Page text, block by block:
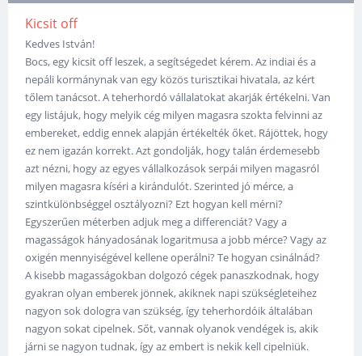
Kicsit off
Kedves István!
Bocs, egy kicsit off leszek, a segítségedet kérem. Az indiai és a
nepáli kormánynak van egy közös turisztikai hivatala, az kért
tőlem tanácsot. A teherhordó vállalatokat akarják értékelni. Van
egy listájuk, hogy melyik cég milyen magasra szokta felvinni az
embereket, eddig ennek alapján értékelték őket. Rájöttek, hogy
ez nem igazán korrekt. Azt gondolják, hogy talán érdemesebb
azt nézni, hogy az egyes vállalkozások serpái milyen magasról
milyen magasra kíséri a kirándulót. Szerinted jó mérce, a
szintkülönbséggel osztályozni? Ezt hogyan kell mérni?
Egyszerűen méterben adjuk meg a differenciát? Vagy a
magasságok hányadosának logaritmusa a jobb mérce? Vagy az
oxigén mennyiségével kellene operálni? Te hogyan csinálnád?
A kisebb magasságokban dolgozó cégek panaszkodnak, hogy
gyakran olyan emberek jönnek, akiknek napi szükségleteihez
nagyon sok dologra van szükség, így teherhordóik általában
nagyon sokat cipelnek. Sőt, vannak olyanok vendégek is, akik
járni se nagyon tudnak, így az embert is nekik kell cipelniük.